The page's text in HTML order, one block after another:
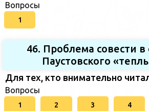
Вопросы
1
46. Проблема совести в
Паустовского
Для тех, кто внимательно
Вопросы
1 2 3 4